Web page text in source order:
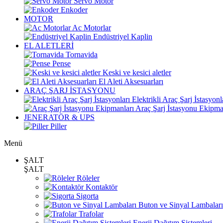
Enkoder
MOTOR
Ac Motorlar
Endüstriyel Kaplin
EL ALETLERİ
Tornavida
Pense
Keski ve kesici aletler
El Aleti Aksesuarları
ARAÇ ŞARJ İSTASYONU
Elektrikli Araç Şarj
Araç Şarj İstasyonu
JENERATÖR & UPS
Piller
Menü
ŞALT
ŞALT
Röleler
Kontaktör
Sigorta
Buton ve Sinyal Lambaları
Trafolar